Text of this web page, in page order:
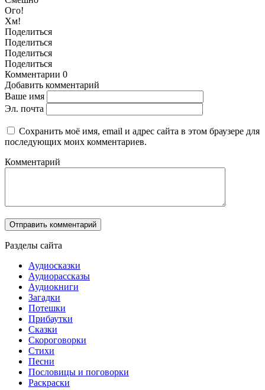
Ого!
Хм!
Поделиться
Поделиться
Поделиться
Поделиться
Комментарии 0
Добавить комментарий
Ваше имя
Эл. почта
Сохранить моё имя, email и адрес сайта в этом браузере для
последующих моих комментариев.
Комментарий
Разделы сайта
Аудиосказки
Аудиорассказы
Аудиокниги
Загадки
Потешки
Прибаутки
Сказки
Скороговорки
Стихи
Песни
Пословицы и поговорки
Раскраски